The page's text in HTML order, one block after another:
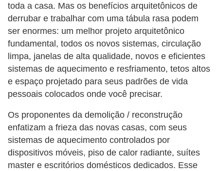
toda a casa. Mas os benefícios arquitetônicos de
derrubar e trabalhar com uma tábula rasa podem
ser enormes: um melhor projeto arquitetônico
fundamental, todos os novos sistemas, circulação
limpa, janelas de alta qualidade, novos e eficientes
sistemas de aquecimento e resfriamento, tetos altos
e espaço projetado para seus padrões de vida
pessoais colocados onde você precisar.
Os proponentes da demolição / reconstrução
enfatizam a frieza das novas casas, com seus
sistemas de aquecimento controlados por
dispositivos móveis, piso de calor radiante, suítes
master e escritórios domésticos dedicados. Esse